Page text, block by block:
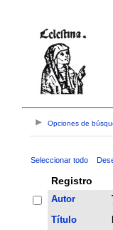
Opciones de
Seleccionar todo
Registro
Autor
Título